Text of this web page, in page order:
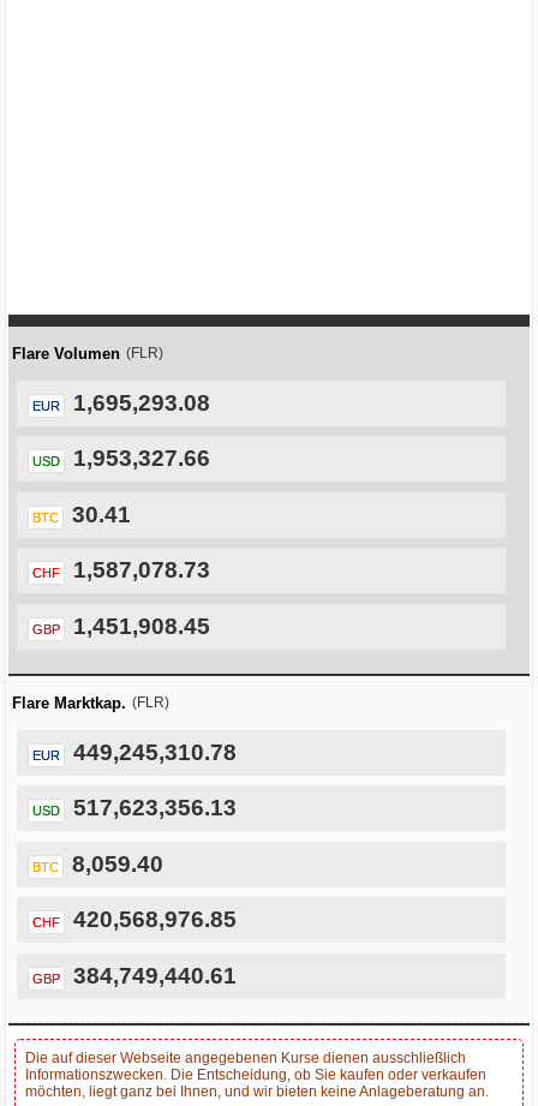
Flare Volumen (FLR)
EUR 1,695,293.08
USD 1,953,327.66
BTC 30.41
CHF 1,587,078.73
GBP 1,451,908.45
Flare Marktkap. (FLR)
EUR 449,245,310.78
USD 517,623,356.13
BTC 8,059.40
CHF 420,568,976.85
GBP 384,749,440.61
Die auf dieser Webseite angegebenen Kurse dienen ausschließlich
Informationszwecken. Die Entscheidung, ob Sie kaufen oder verkaufen
möchten, liegt ganz bei Ihnen, und wir bieten keine Anlageberatung an.